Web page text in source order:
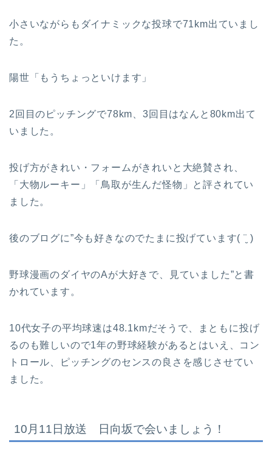
小さいながらもダイナミックな投球で71km出ていまし
た。
陽世「もうちょっといけます」
2回目のピッチングで78km、3回目はなんと80km出て
いました。
投げ方がきれい・フォームがきれいと大絶賛され、
「大物ルーキー」「鳥取が生んだ怪物」と評されてい
ました。
後のブログに”今も好きなのでたまに投げています( ¨̮ )
野球漫画のダイヤのAが大好きで、見ていました”と書
かれています。
10代女子の平均球速は48.1kmだそうで、まともに投げ
るのも難しいので1年の野球経験があるとはいえ、コン
トロール、ピッチングのセンスの良さを感じさせてい
ました。
10月11日放送 日向坂で会いましょう！